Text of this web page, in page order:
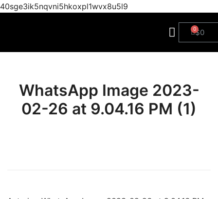
40sge3ik5nqvni5hkoxpl1wvx8u5l9
$0
WhatsApp Image 2023-
02-26 at 9.04.16 PM (1)